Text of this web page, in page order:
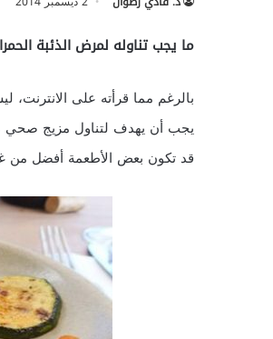
ما يجب تناوله لمرض الذئبة
بالرغم مما قرأته على
يجب أن يهدف لتناول مزيج صحي
قد تكون بعض الأطعمة أفضل من